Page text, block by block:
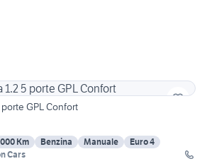
GPL Confort
Km Benzina Manuale
Euro 4
Cars